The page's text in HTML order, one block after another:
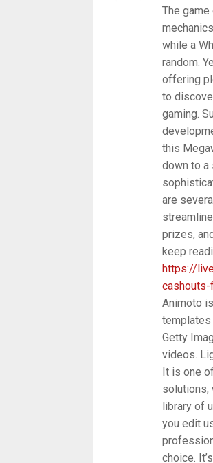
The
while a
random.
offering
to
gaming.
this
down to a
are
prizes,
keep
https://
Animoto
templates
Getty
videos.
It is one
solutions,
library of
you edit
choice.